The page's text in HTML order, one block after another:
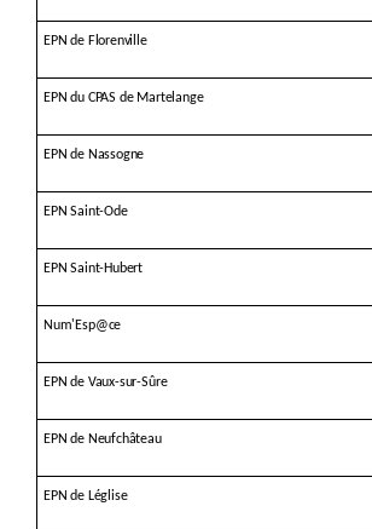
EPN de Florenville
EPN du CPAS de Martelange
EPN de Nassogne
EPN Saint-Ode
EPN Saint-Hubert
Num'Esp@ce
EPN de Vaux-sur-Sûre
EPN de Neufchâteau
EPN de Léglise